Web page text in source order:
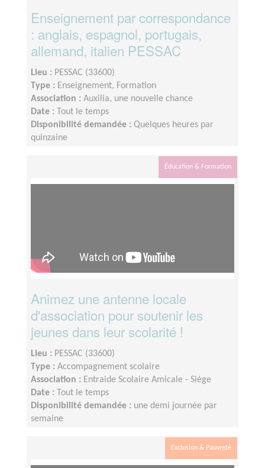
Enseignement par correspondance
: anglais, espagnol, portugais,
allemand, italien PESSAC
Lieu : PESSAC (33600)
Type : Enseignement, Formation
Association : Auxilia, une nouvelle chance
Date :
Tout le temps
Disponibilité demandée : Quelques heures par
quinzaine
Éducation & Formation
Animez une antenne locale
d'association pour soutenir les
jeunes dans leur scolarité !
Lieu : PESSAC (33600)
Type : Accompagnement scolaire
Association : Entraide Scolaire Amicale - Siège
Date :
Tout le temps
Disponibilité demandée : une demi journée par
semaine
Exclusion & Pauvreté